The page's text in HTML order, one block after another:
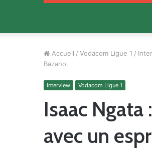
Accueil / Vodacom Ligue 1 /
Bazano.
Interview Vodacom Ligue 1
Isaac
avec un